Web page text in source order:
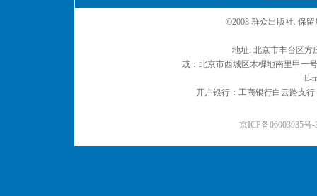
©2008 群众出版社. 保
地址: 北京市丰台区
或：北京市西城区木樨地南里甲一
E-
开户银行：工商银行白云路支
京ICP备06003935号-